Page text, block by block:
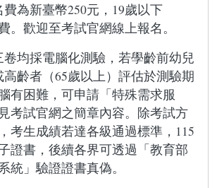
為新臺幣250元，19歲以下
。歡迎至考試官網線上報名。
卷均採電腦化測驗，若學齡前幼兒
高齡者（65歲以上）評估於測驗期
有困難，可申請「特殊需求服
考試官網之簡章內容。除考試方
考生成績若達各級通過標準，115
證書，後續各界可透過「教育部
統」驗證證書真偽。